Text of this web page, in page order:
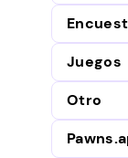
Juegos
Otro